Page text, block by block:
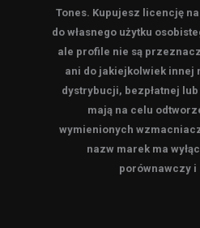
Tones. Kupujesz licencję
do własnego użytku
ale profile nie są
ani do jakiejkolwiek innej
dystrybucji, bezpłatnej lub
mają na celu
wymienionych
nazw marek ma
porównawczy i